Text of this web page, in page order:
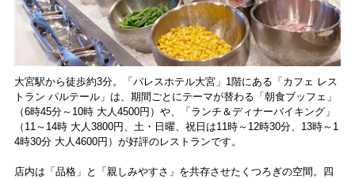
大宮駅から徒歩約3分。「パレスホテル大宮」1階にある「カフェ レス
トラン パルテール」は、期間ごとにテーマが替わる「朝食ブッフェ」
（6時45分～10時 大人4500円）や、「ランチ＆ディナーバイキング」
（11～14時 大人3800円、土・日曜、祝日は11時～12時30分、13時～1
4時30分 大人4600円）が好評のレストランです。
店内は「品格」と「親しみやすさ」を共存させたくつろぎの空間。四